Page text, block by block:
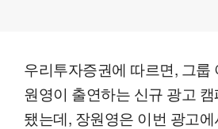
우리투자증권에 따르면, 그룹
원영이 출연하는 신규 광고
됐는데, 장원영은 이번 광고